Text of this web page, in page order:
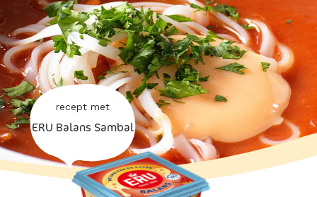
recept met
ERU Balans Sambal